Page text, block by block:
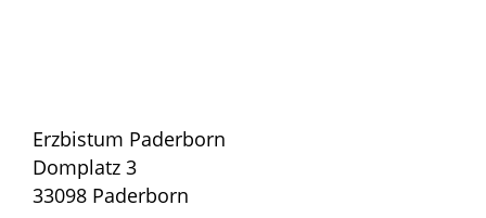
Erzbistum Paderborn
Domplatz 3
33098 Paderborn